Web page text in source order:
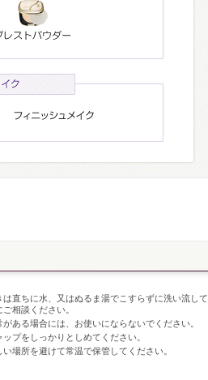
直ちに水、又はぬるま湯でこすらずに洗い流して
相談ください。
ある場合には、お使いにならないでください。
プをしっかりとしめてください。
い場所を避けて常温で保管してください。